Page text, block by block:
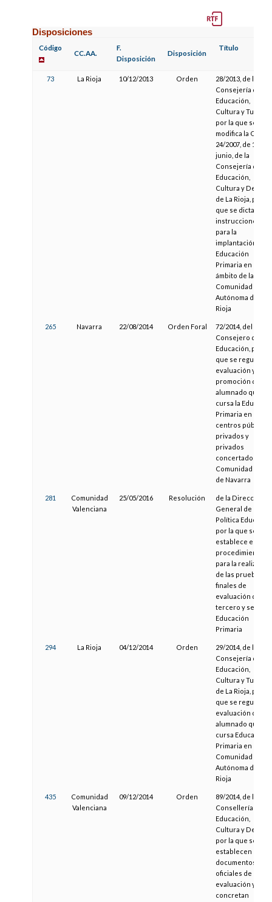
Disposiciones
Código
CC.AA.
F.
Disposición
Disposición
Título
73 La Rioja 10/12/2013 Orden
28/2013, de la
Consejería de
Educación,
Cultura y Turismo
por la que se
modifica la Orden
24/2007, de 19 de
junio, de la
Consejería de
Educación,
Cultura y
de La Rioja, por la
que se dictan
instrucciones
para la
implantación de
Educación
Primaria en el
ámbito de la
Comunidad
Autónoma de la
Rioja
265 Navarra 22/08/2014 Orden Foral
72/2014, del
Consejero de
Educación, por la
que se regula la
evaluación y
promoción del
alumnado que
cursa la
Primaria en los
centros públicos,
privados y
privados
concertados de
Comunidad Foral
de Navarra
281
Comunidad
Valenciana
25/05/2016 Resolución
de la Dirección
General de
Política Educativa,
por la que se
establece el
procedimiento
para la
de las pruebas
finales de
evaluación de
tercero y sexto
Educación
Primaria
294 La Rioja 04/12/2014 Orden
29/2014, de la
Consejería de
Educación,
Cultura y Turismo
de La Rioja, por la
que se regula la
evaluación del
alumnado que
cursa Educación
Primaria en la
Comunidad
Autónoma de La
Rioja
435
Comunidad
Valenciana
09/12/2014 Orden
89/2014, de la
Consellería de
Educación,
Cultura y
por la que se
establecen los
documentos
oficiales de
evaluación y se
concretan